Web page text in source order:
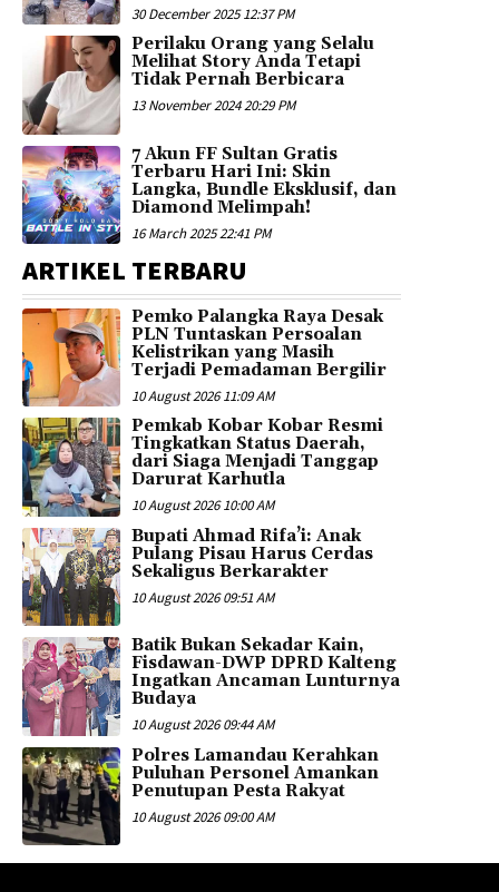
30 December 2025 12:37 PM
Perilaku Orang yang Selalu
Melihat Story Anda Tetapi
Tidak Pernah Berbicara
13 November 2024 20:29 PM
7 Akun FF Sultan Gratis
Terbaru Hari Ini: Skin
Langka, Bundle Eksklusif, dan
Diamond Melimpah!
16 March 2025 22:41 PM
ARTIKEL TERBARU
Pemko Palangka Raya Desak
PLN Tuntaskan Persoalan
Kelistrikan yang Masih
Terjadi Pemadaman Bergilir
10 August 2026 11:09 AM
Pemkab Kobar Kobar Resmi
Tingkatkan Status Daerah,
dari Siaga Menjadi Tanggap
Darurat Karhutla
10 August 2026 10:00 AM
Bupati Ahmad Rifa’i: Anak
Pulang Pisau Harus Cerdas
Sekaligus Berkarakter
10 August 2026 09:51 AM
Batik Bukan Sekadar Kain,
Fisdawan-DWP DPRD Kalteng
Ingatkan Ancaman Lunturnya
Budaya
10 August 2026 09:44 AM
Polres Lamandau Kerahkan
Puluhan Personel Amankan
Penutupan Pesta Rakyat
10 August 2026 09:00 AM